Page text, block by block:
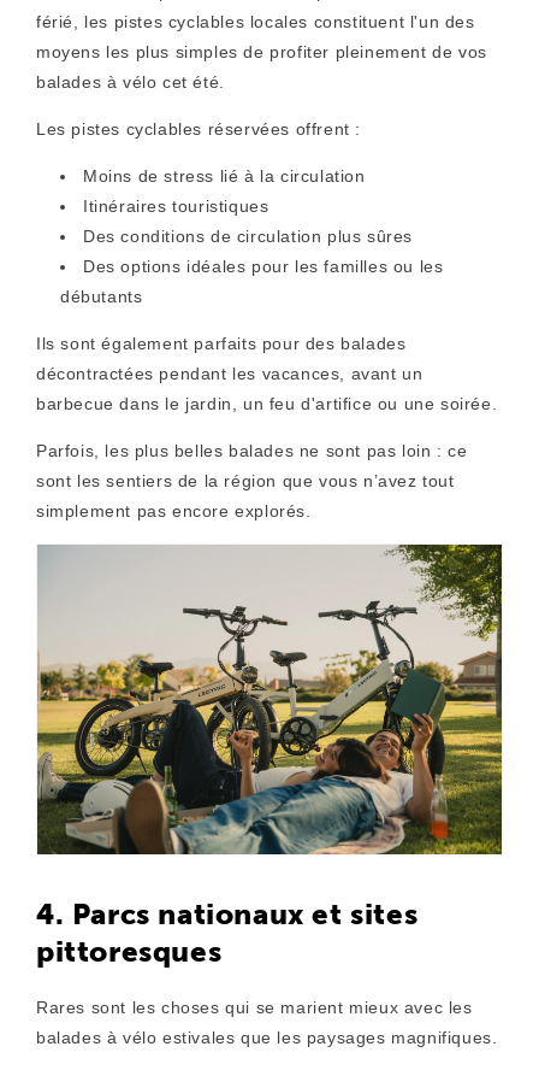
férié, les pistes cyclables locales constituent l'un des
moyens les plus simples de profiter pleinement de vos
balades à vélo cet été.
Les pistes cyclables réservées offrent :
Moins de stress lié à la circulation
Itinéraires touristiques
Des conditions de circulation plus sûres
Des options idéales pour les familles ou les
débutants
Ils sont également parfaits pour des balades
décontractées pendant les vacances, avant un
barbecue dans le jardin, un feu d'artifice ou une soirée.
Parfois, les plus belles balades ne sont pas loin : ce
sont les sentiers de la région que vous n’avez tout
simplement pas encore explorés.
4. Parcs nationaux et sites
pittoresques
Rares sont les choses qui se marient mieux avec les
balades à vélo estivales que les paysages magnifiques.